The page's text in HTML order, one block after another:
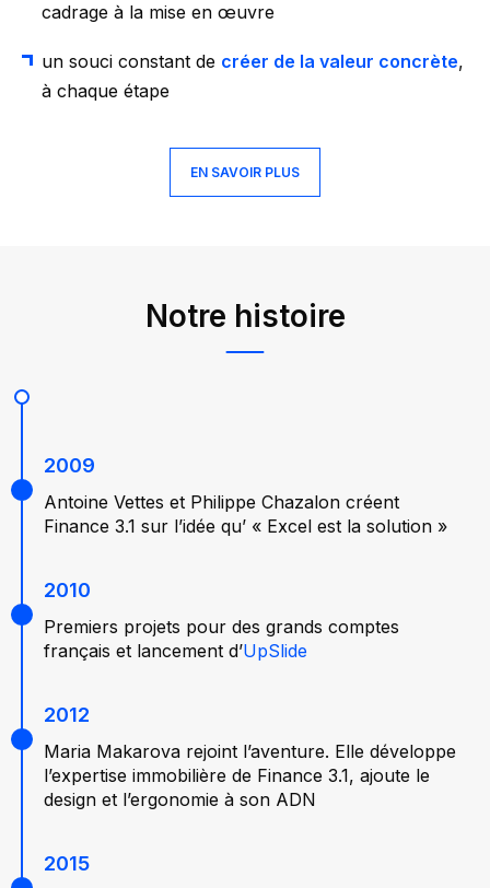
cadrage à la mise en œuvre
un souci constant de créer de la valeur concrète,
à chaque étape
EN SAVOIR PLUS
Notre histoire
2009
Antoine Vettes et Philippe Chazalon créent
Finance 3.1 sur l’idée qu’ « Excel est la solution »
2010
Premiers projets pour des grands comptes
français et lancement d’UpSlide
2012
Maria Makarova rejoint l’aventure. Elle développe
l’expertise immobilière de Finance 3.1, ajoute le
design et l’ergonomie à son ADN
2015